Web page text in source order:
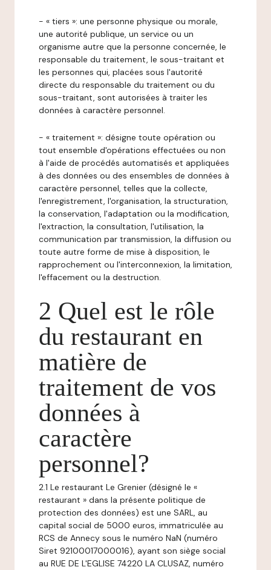
- « tiers »: une personne physique ou morale,
une autorité publique, un service ou un
organisme autre que la personne concernée, le
responsable du traitement, le sous-traitant et
les personnes qui, placées sous l'autorité
directe du responsable du traitement ou du
sous-traitant, sont autorisées à traiter les
données à caractère personnel.
- « traitement »: désigne toute opération ou
tout ensemble d'opérations effectuées ou non
à l'aide de procédés automatisés et appliquées
à des données ou des ensembles de données à
caractère personnel, telles que la collecte,
l'enregistrement, l'organisation, la structuration,
la conservation, l'adaptation ou la modification,
l'extraction, la consultation, l'utilisation, la
communication par transmission, la diffusion ou
toute autre forme de mise à disposition, le
rapprochement ou l'interconnexion, la limitation,
l'effacement ou la destruction.
2 Quel est le rôle
du restaurant en
matière de
traitement de vos
données à
caractère
personnel?
2.1 Le restaurant Le Grenier (désigné le «
restaurant » dans la présente politique de
protection des données) est une SARL, au
capital social de 5000 euros, immatriculée au
RCS de Annecy sous le numéro NaN (numéro
Siret 92100017000016), ayant son siège social
au RUE DE L'EGLISE 74220 LA CLUSAZ, numéro